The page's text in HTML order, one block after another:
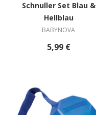
Schnuller Set Blau &
Hellblau
BABYNOVA
5,99 €